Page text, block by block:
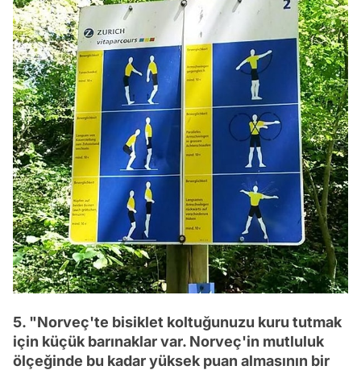
5. "Norveç'te bisiklet koltuğunuzu kuru tutmak
için küçük barınaklar var. Norveç'in mutluluk
ölçeğinde bu kadar yüksek puan almasının bir